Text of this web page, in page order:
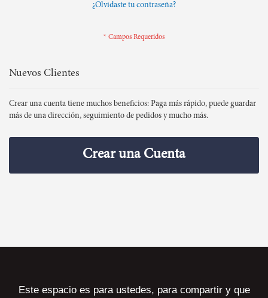
¿Olvidaste tu contraseña?
Nuevos Clientes
Crear una cuenta tiene muchos beneficios: Paga más rápido, puede guardar
más de una dirección, seguimiento de pedidos y mucho más.
Crear una Cuenta
Este espacio es para ustedes, para compartir y que